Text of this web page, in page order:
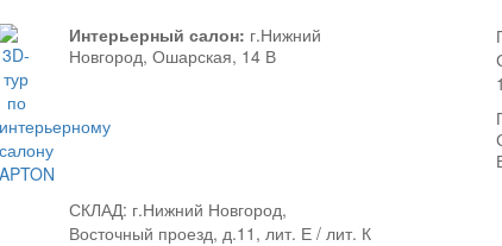
Интерьерный салон: г.Нижний
Новгород, Ошарская, 14 В
СКЛАД: г.Нижний Новгород,
Восточный проезд, д.11, лит. Е / лит. К